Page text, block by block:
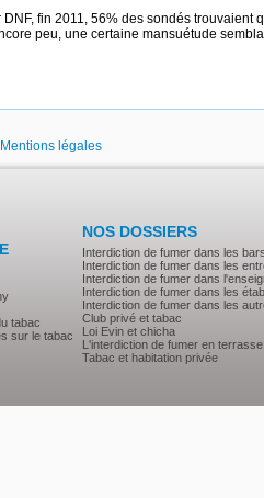
fin 2011, 56% des sondés trouvaient
peu, une certaine mansuétude
tabac
sur le tabac
NOS DOSSIERS
Interdiction de fumer dans les
Interdiction de fumer dans les
Interdiction de fumer dans
Interdiction de fumer dans les
Interdiction de fumer dans les
Club privé et tabac
Loi Evin et chicha
L'interdiction de fumer en terrasse
Tabac et habitation privée
Mentions légales